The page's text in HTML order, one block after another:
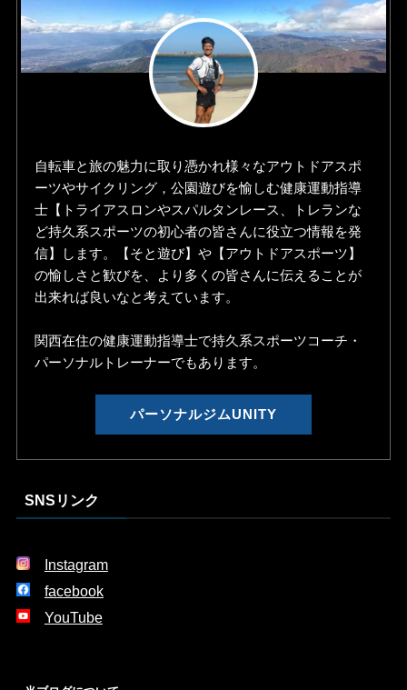
自転車と旅の魅力に取り憑かれ様々なアウトドアスポ
ーツやサイクリング，公園遊びを愉しむ健康運動指導
士【トライアスロンやスパルタンレース、トレランな
ど持久系スポーツの初心者の皆さんに役立つ情報を発
信】します。【そと遊び】や【アウトドアスポーツ】
の愉しさと歓びを、より多くの皆さんに伝えることが
出来れば良いなと考えています。
関西在住の健康運動指導士で持久系スポーツコーチ・
パーソナルトレーナーでもあります。
パーソナルジムUNITY
SNSリンク
Instagram
facebook
YouTube